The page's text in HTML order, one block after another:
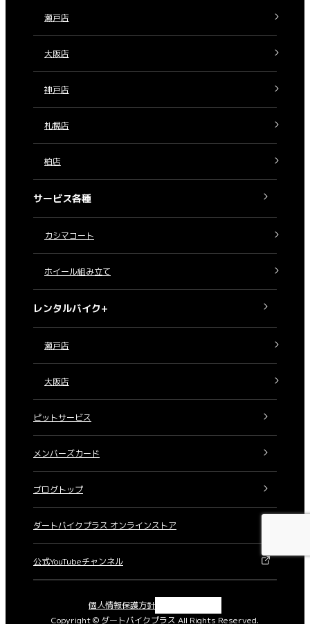
瀬戸店
大阪店
神戸店
札幌店
柏店
サービス各種
カシマコート
ホイール組み立て
レンタルバイク+
瀬戸店
大阪店
ピットサービス
メンバーズカード
ブログトップ
ダートバイクプラス オンラインストア
公式YouTubeチャンネル
Copyright © ダートバイクプラス All Rights Reserved.
個人情報保護方針X